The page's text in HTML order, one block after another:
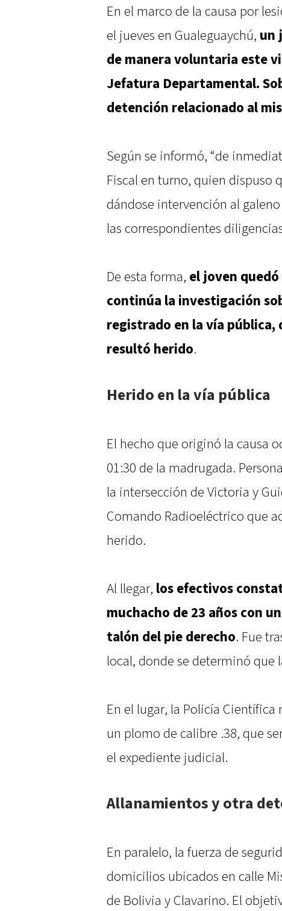
En el marco de la causa por
el jueves en Gualeguaychú, un
de manera voluntaria este
Jefatura Departamental.
detención relacionado al
Según se informó, “de
Fiscal en turno, quien dispuso
dándose intervención al
las correspondientes
De esta forma, el joven
continúa la investigación
registrado en la vía pública,
resultó herido.
Herido en la vía pública
El hecho que originó la causa
01:30 de la madrugada.
la intersección de Victoria y
Comando Radioeléctrico que
herido.
Al llegar, los efectivos
muchacho de 23 años con
talón del pie derecho. Fue
local, donde se determinó que
En el lugar, la Policía
un plomo de calibre .38, que
el expediente judicial.
Allanamientos y otra
En paralelo, la fuerza de
domicilios ubicados en calle
de Bolivia y Clavarino. El